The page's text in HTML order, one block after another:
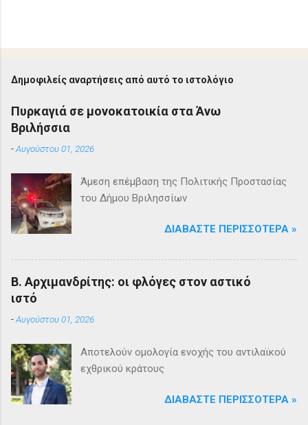
Δημοφιλείς αναρτήσεις από αυτό το ιστολόγιο
Πυρκαγιά σε μονοκατοικία στα Άνω
Βριλήσσια
-Αυγούστου 01, 2026
Άμεση επέμβαση της Πολιτικής Προστασίας
του Δήμου Βριλησσίων
ΔΙΑΒΆΣΤΕ ΠΕΡΙΣΣΌΤΕΡΑ »
Β. Αρχιμανδρίτης: οι φλόγες στον αστικό
ιστό
-Αυγούστου 01, 2026
Αποτελούν ομολογία ενοχής του αντιλαϊκού
εχθρικού κράτους
ΔΙΑΒΆΣΤΕ ΠΕΡΙΣΣΌΤΕΡΑ »